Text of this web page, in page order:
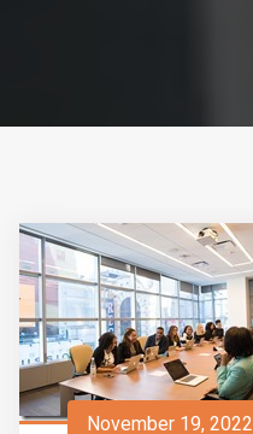
November 19, 2022